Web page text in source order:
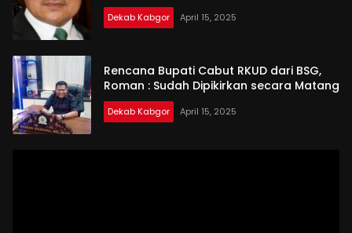
Dekab Kabgor April 15, 2025
Rencana Bupati Cabut RKUD dari BSG,
Roman : Sudah Dipikirkan secara Matang
Dekab Kabgor April 15, 2025